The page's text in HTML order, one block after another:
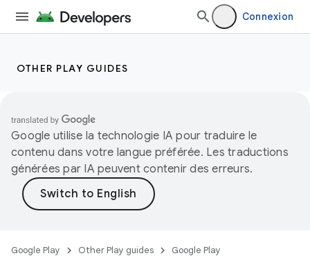
Connexion
OTHER PLAY GUIDES
Google utilise la technologie IA pour traduire le
contenu dans votre langue préférée. Les traductions
générées par IA peuvent contenir des erreurs.
Google Play Other Play guides Google Play